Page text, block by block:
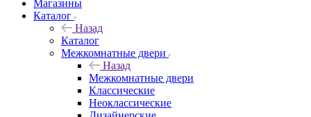
Магазины
Каталог
Назад
Каталог
Межкомнатные двери
Назад
Межкомнатные двери
Классические
Неоклассические